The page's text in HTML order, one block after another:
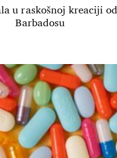
u raskošnoj kreaciji
Barbadosu